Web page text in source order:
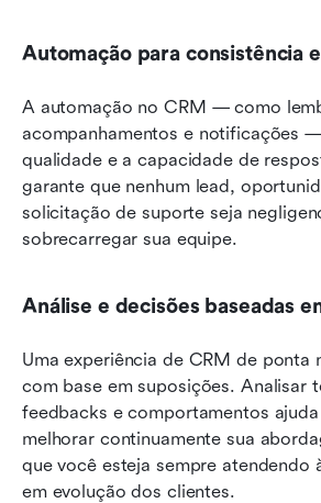
Automação para consistência
A automação no CRM — como
acompanhamentos e notificações
qualidade e a capacidade de
garante que nenhum lead,
solicitação de suporte seja
sobrecarregar sua equipe.
Análise e decisões baseadas
Uma experiência de CRM de ponta
com base em suposições. Analisar
feedbacks e comportamentos
melhorar continuamente sua
que você esteja sempre atendendo
em evolução dos clientes.